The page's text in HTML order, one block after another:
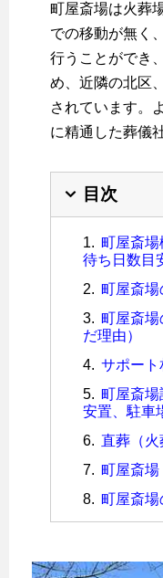
町屋斎場は火葬
での移動が無く
行うことができ
め、近隣の北区
されています。
に精通した葬儀
目次
町屋斎場
待ち日数目
町屋斎場
町屋斎場
だ理由）
サポート
町屋斎場
安置、駐車
直葬（火
町屋斎
町屋斎場